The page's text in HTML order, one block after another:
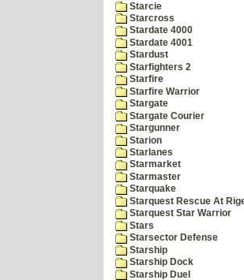
Starcie
Starcross
Stardate 4000
Stardate 4001
Stardust
Starfighters 2
Starfire
Starfire Warrior
Stargate
Stargate Courier
Stargunner
Starion
Starlanes
Starmarket
Starmaster
Starquake
Starquest Rescue At
Starquest Star Warrior
Stars
Starsector Defense
Starship
Starship Dock
Starship Duel